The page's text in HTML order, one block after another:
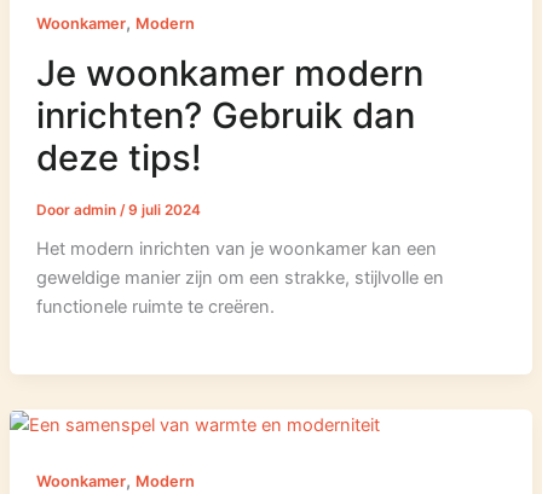
Woonkamer, Modern
Je woonkamer modern
inrichten? Gebruik dan
deze tips!
Door admin /9 juli 2024
Het modern inrichten van je woonkamer kan een
geweldige manier zijn om een strakke, stijlvolle en
functionele ruimte te creëren.
Woonkamer, Modern